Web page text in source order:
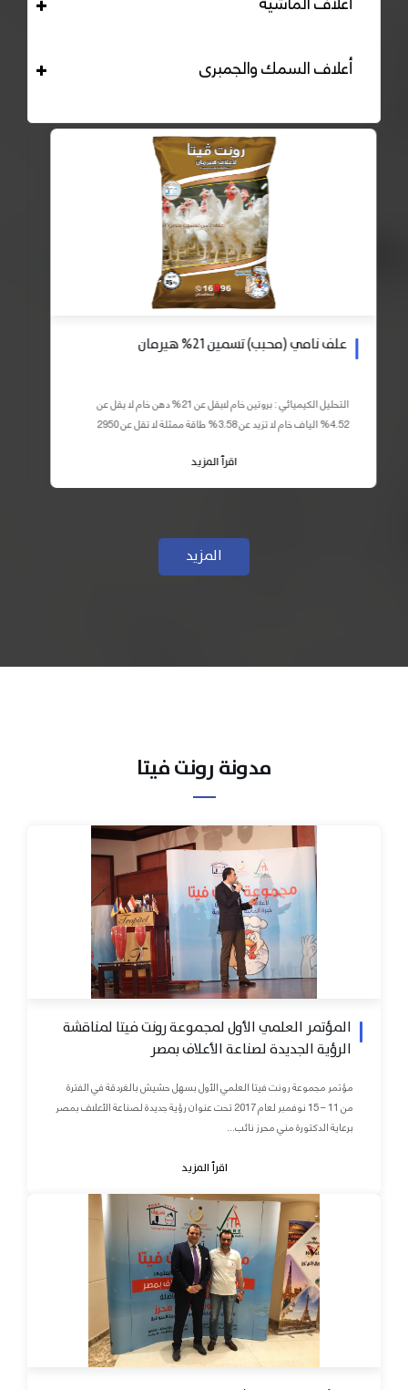
أعلاف السمك والجمبرى
علف نامي (محبب) تسمين 21% هيرمان
التحليل الكيميائي : بروتين خام لايقل عن 21% دهن خام لا يقل عن
4.52% الياف خام لا تزيد عن 3.58% طاقة ممثلة لا تقل عن 2950
اقرأ المزيد
المزيد
مدونة رونت فيتا
المؤتمر العلمي الأول لمجموعة رونت فيتا لمناقشة
الرؤية الجديدة لصناعة الأعلاف بمصر
مؤتمر مجموعة رونت فيتا العلمي الأول بسهل حشيش بالغردقة في الفترة
من 11 – 15 نوفمبر لعام 2017 تحت عنوان رؤية جديدة لصناعة الأعلاف بمصر
برعاية الدكتورة مني محرز نائب...
اقرأ المزيد